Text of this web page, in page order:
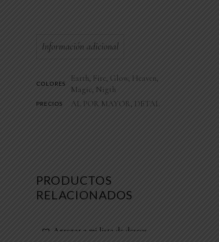
Información adicional
COLORES
Earth, Fire, Glow, Heaven,
Magic, Nigth
PRECIOS AL POR MAYOR, DETAL
PRODUCTOS
RELACIONADOS
Agregar a mi lista de deseos